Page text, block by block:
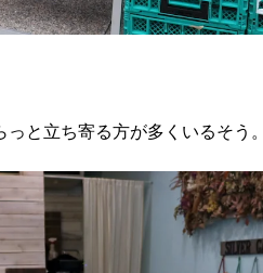
と立ち寄る方が多くいるそう。